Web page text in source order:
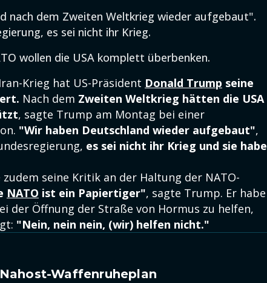
nach dem Zweiten Weltkrieg wieder aufgebaut".
es sei nicht ihr Krieg.
wollen die USA komplett überbenken.
Krieg hat US-Präsident Donald Trump seine
Nach dem Zweiten Weltkrieg hätten die USA
, sagte Trump am Montag bei einer
"Wir haben Deutschland wieder aufgebaut",
es sei nicht ihr Krieg und sie habe
seine Kritik an der Haltung der NATO-
NATO ist ein Papiertiger", sagte Trump. Er habe
der Öffnung der Straße von Hormus zu helfen,
"Nein, nein nein, (wir) helfen nicht."
Waffenruheplan